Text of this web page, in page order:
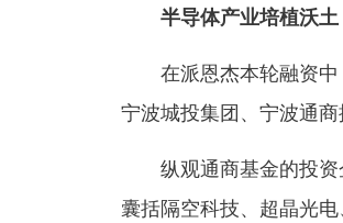
半导体产业培植沃土
在派恩杰本轮融资中
宁波城投集团、宁波通
纵观通商基金的投资
囊括隔空科技、超晶光